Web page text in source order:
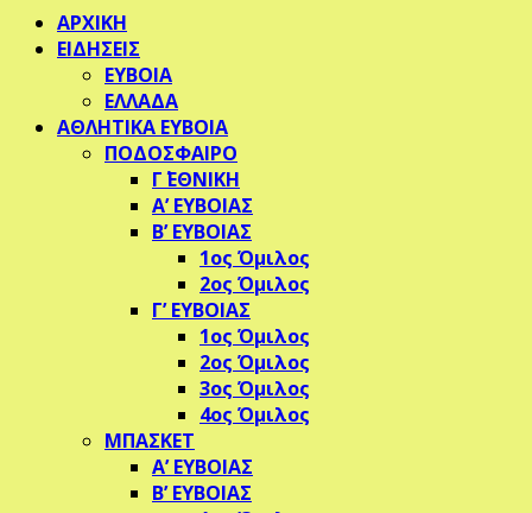
ΑΡΧΙΚΗ
ΕΙΔΗΣΕΙΣ
ΕΥΒΟΙΑ
ΕΛΛΑΔΑ
ΑΘΛΗΤΙΚΑ ΕΥΒΟΙΑ
ΠΟΔΟΣΦΑΙΡΟ
Γ΄ ΕΘΝΙΚΗ
Α’ ΕΥΒΟΙΑΣ
Β’ ΕΥΒΟΙΑΣ
1ος Όμιλος
2ος Όμιλος
Γ’ ΕΥΒΟΙΑΣ
1ος Όμιλος
2ος Όμιλος
3ος Όμιλος
4ος Όμιλος
ΜΠΑΣΚΕΤ
Α’ ΕΥΒΟΙΑΣ
Β’ ΕΥΒΟΙΑΣ